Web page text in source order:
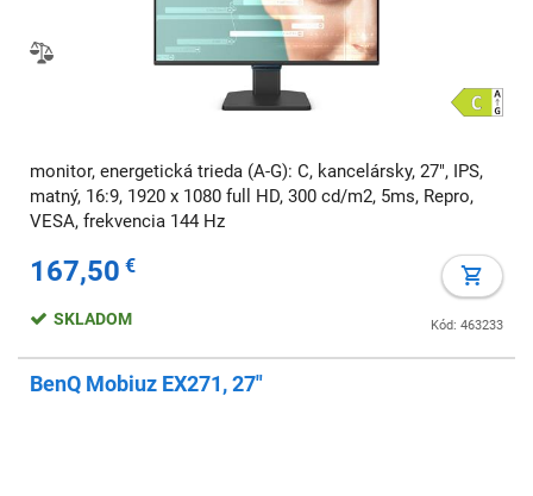
monitor, energetická trieda (A-G): C, kancelársky, 27", IPS,
matný, 16:9, 1920 x 1080 full HD, 300 cd/m2, 5ms, Repro,
VESA, frekvencia 144 Hz
167,50 €
Kód: 463233
SKLADOM
BenQ Mobiuz EX271, 27"